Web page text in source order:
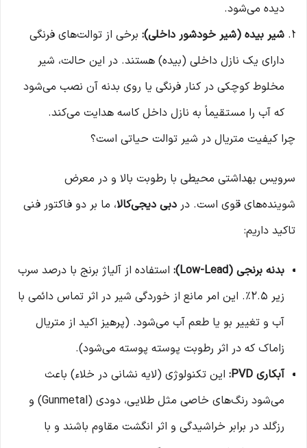
دیده می‌شود.
شیر بیده (شیر خودشور داخلی): برخی از توالت‌های فرنگی
دارای یک نازل داخلی (بیده) هستند. در این حالت، شیر
مخلوط کوچکی در کنار فرنگی یا روی بدنه آن نصب می‌شود
که آب را مستقیماً به نازل داخل کاسه هدایت می‌کند.
چرا کیفیت متریال در شیر توالت حیاتی است؟
سرویس بهداشتی محیطی با رطوبت بالا و در معرض
شوینده‌های قوی است. در دبی دیجی‌کالا، ما بر دو فاکتور فنی
تاکید داریم:
بدنه برنجی (Low-Lead):
استفاده از آلیاژ برنج با درصد سرب
زیر ۲.۵٪. این امر مانع از خوردگی شیر در اثر تماس دائمی با
آب و تغییر بو یا طعم آب می‌شود. (پرهیز اکید از متریال
زاماک که در اثر رطوبت پوسته پوسته می‌شود).
آبکاری PVD:
این تکنولوژی (لایه نشانی در خلاء) باعث
می‌شود رنگ‌های خاصی مثل طلایی، دودی (Gunmetal) و
رزگلد در برابر خراشیدگی و اثر انگشت مقاوم باشند و با